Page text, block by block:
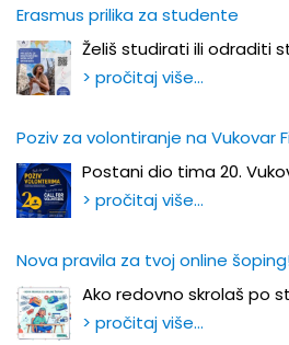
Erasmus prilika za studente
Želiš studirati ili odraditi
> pročitaj više…
Poziv za volontiranje na Vukovar
Postani dio tima 20.
> pročitaj više…
Nova pravila za tvoj online
Ako redovno skrolaš po
> pročitaj više…